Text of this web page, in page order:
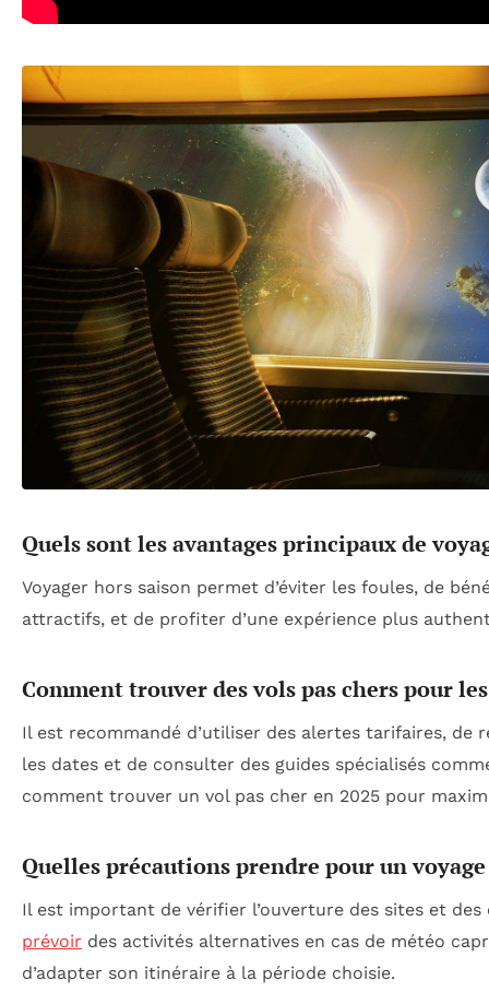
Quels sont les avantages principaux de
Voyager hors saison permet d’éviter les foules, de
attractifs, et de profiter d’une expérience plus
Comment trouver des vols pas chers pour les
Il est recommandé d’utiliser des alertes tarifaires, de
les dates et de consulter des guides spécialisés
comment trouver un vol pas cher en 2025 pour
Quelles précautions prendre pour un
Il est important de vérifier l’ouverture des sites et des
prévoir des activités alternatives en cas de météo
d’adapter son itinéraire à la période choisie.